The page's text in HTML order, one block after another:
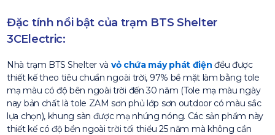
Đặc tính nổi bật của trạm BTS Shelter
3CElectric:
Nhà trạm BTS Shelter và vỏ chứa máy phát điện đều được
thiết kế theo tiêu chuẩn ngoài trời, 97% bề mặt làm bằng tole
mạ màu có độ bên ngoài trời đến 30 năm (Tole mạ màu ngày
nay bản chất là tole ZAM sơn phủ lớp sơn outdoor có màu sắc
lựa chọn), khung sàn được mạ nhúng nóng. Các sản phẩm này
thiết kế có độ bền ngoài trời tối thiểu 25 năm mà không cần